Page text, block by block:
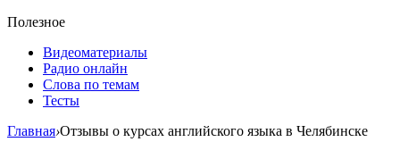
Полезное
Видеоматериалы
Радио онлайн
Слова по темам
Тесты
Главная›Отзывы о курсах английского языка в Челябинске